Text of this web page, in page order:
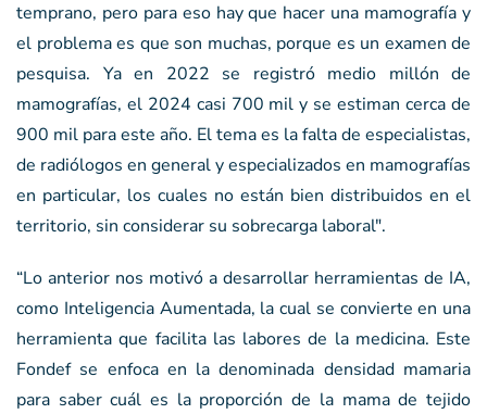
temprano, pero para eso hay que hacer una mamografía y
el problema es que son muchas, porque es un examen de
pesquisa. Ya en 2022 se registró medio millón de
mamografías, el 2024 casi 700 mil y se estiman cerca de
900 mil para este año. El tema es la falta de especialistas,
de radiólogos en general y especializados en mamografías
en particular, los cuales no están bien distribuidos en el
territorio, sin considerar su sobrecarga laboral".
“Lo anterior nos motivó a desarrollar herramientas de IA,
como Inteligencia Aumentada, la cual se convierte en una
herramienta que facilita las labores de la medicina. Este
Fondef se enfoca en la denominada densidad mamaria
para saber cuál es la proporción de la mama de tejido